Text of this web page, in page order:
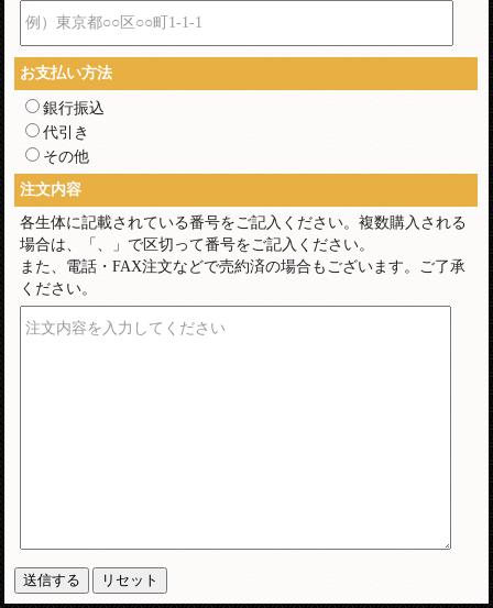
例）東京都○○区○○町1-1-1
お支払い方法
銀行振込
代引き
その他
注文内容
各生体に記載されている番号をご記入ください。複数購入される
場合は、「、」で区切って番号をご記入ください。
また、電話・FAX注文などで売約済の場合もございます。ご了承
ください。
注文内容を入力してください